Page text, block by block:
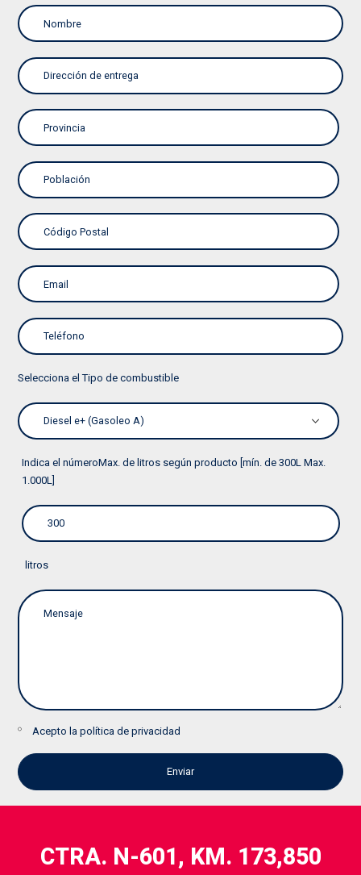
Selecciona el Tipo de combustible
Indica el númeroMax. de litros según producto [mín. de 300L Max.
1.000L]
litros
Acepto la política de privacidad
CTRA. N-601, KM. 173,850